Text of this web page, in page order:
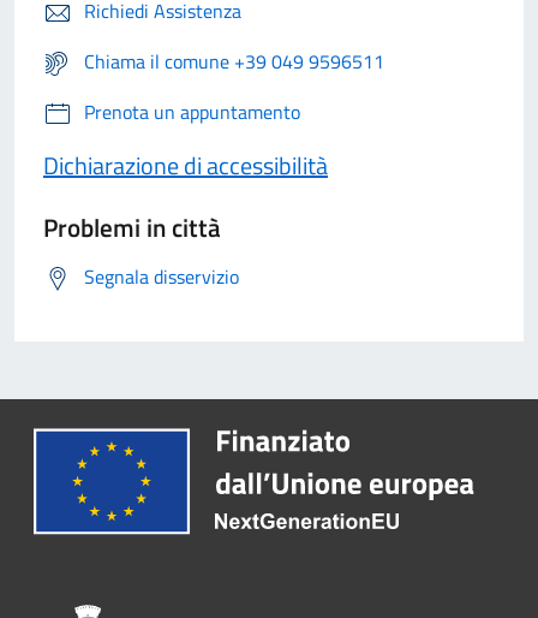
Richiedi Assistenza
Chiama il comune +39 049 9596511
Prenota un appuntamento
Dichiarazione di accessibilità
Problemi in città
Segnala disservizio